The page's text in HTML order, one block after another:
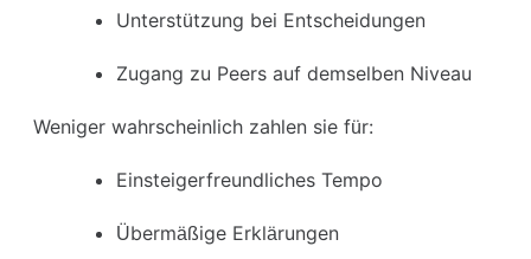
Unterstützung bei Entscheidungen
Zugang zu Peers auf demselben Niveau
Weniger wahrscheinlich zahlen sie für:
Einsteigerfreundliches Tempo
Übermäßige Erklärungen